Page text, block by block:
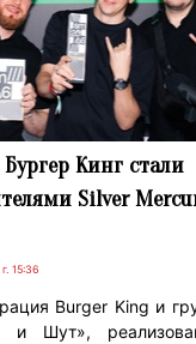
Кинг стали
Silver
15:36
Burger King и
и Шут»,